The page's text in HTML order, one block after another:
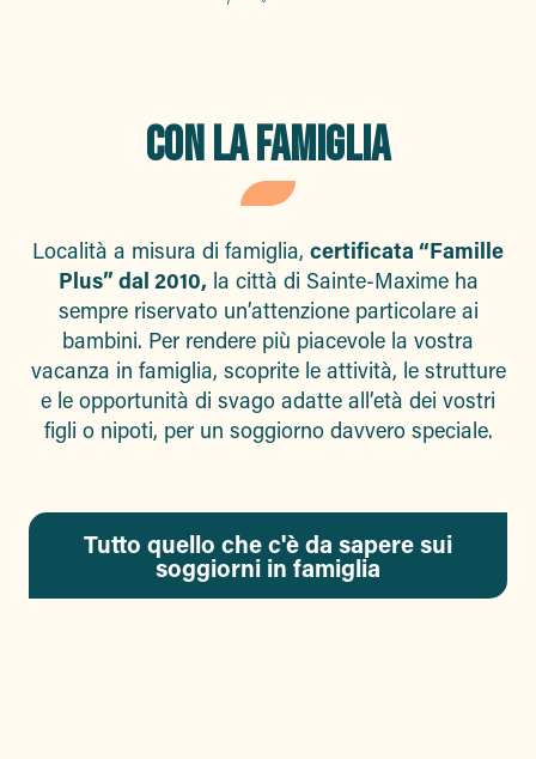
CON LA FAMIGLIA
Località a misura di famiglia, certificata “Famille
Plus” dal 2010, la città di Sainte-Maxime ha
sempre riservato un’attenzione particolare ai
bambini. Per rendere più piacevole la vostra
vacanza in famiglia, scoprite le attività, le strutture
e le opportunità di svago adatte all’età dei vostri
figli o nipoti, per un soggiorno davvero speciale.
Tutto quello che c'è da sapere sui
soggiorni in famiglia